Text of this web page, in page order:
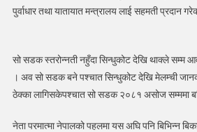
पुर्वाधार तथा यातायात मन्त्रालय लाई सहमती प्रदान
सो सडक स्तरोन्नती नहुँदा सिन्धुकोट देखि थाक्ले सम्म
। अव सो सडक बने पश्चात सिन्धुकोट देखि मेलम्ची
ठेक्का लागिसकेपश्चात सो सडक २०८१ असोज सम्ममा
नेता परमात्मा नेपालको पहलमा यस अघि पनि बिभिन्न